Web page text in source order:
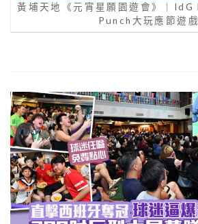
黃埔天地《元宵星願園遊會》｜
Punch大玩應節遊